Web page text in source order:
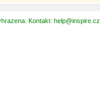
Kontakt: help@inspire.cz